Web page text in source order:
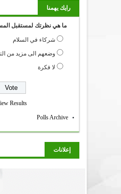
رايك يهمنا
ما هي نظرتك لمستقبل
شركاء في السلام
وضعهم الى مزيد من
لا فكرة
Results
Polls Archive
إعلانات